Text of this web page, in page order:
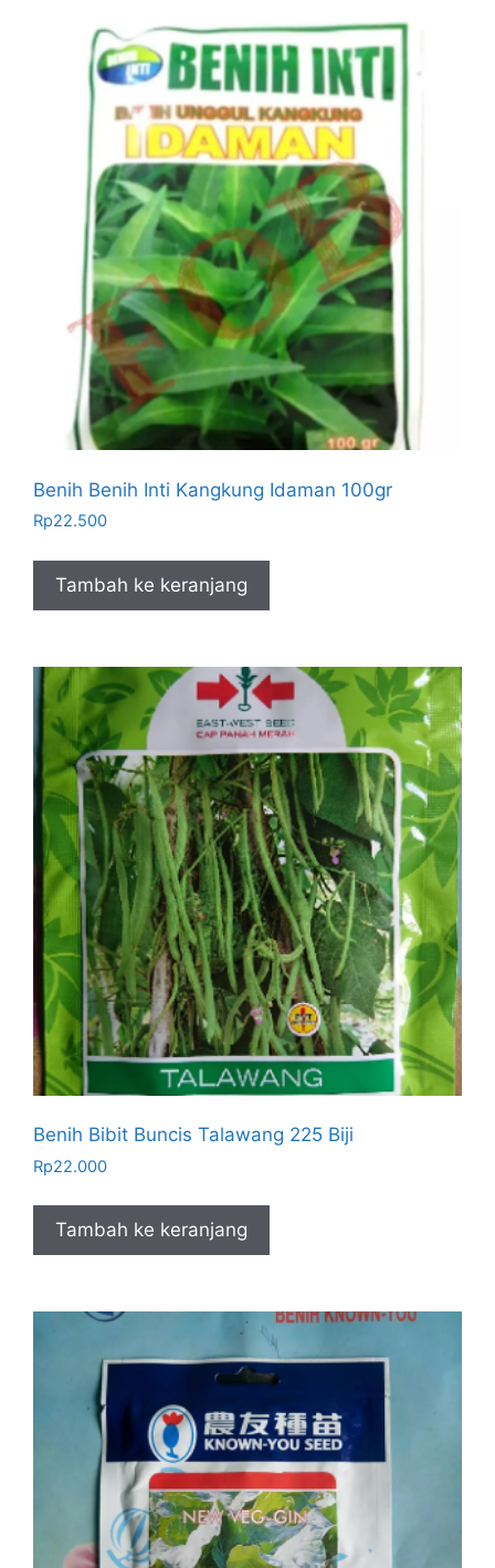
Benih Benih Inti Kangkung Idaman 100gr
Rp22.500
Tambah ke keranjang
Benih Bibit Buncis Talawang 225 Biji
Rp22.000
Tambah ke keranjang